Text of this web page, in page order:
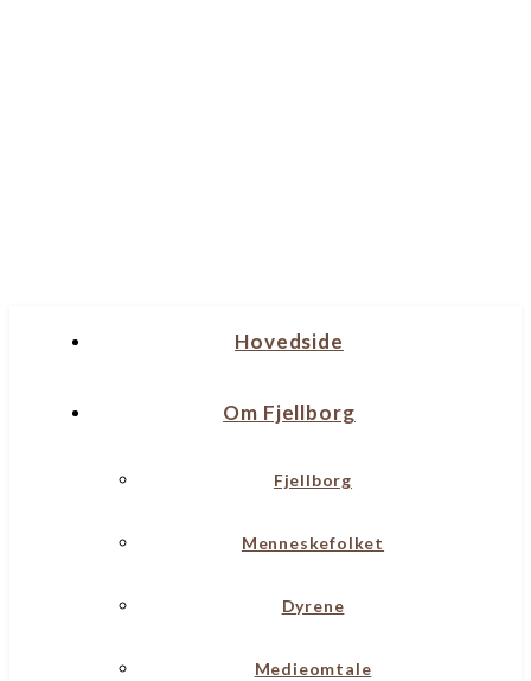
Hovedside
Om Fjellborg
Fjellborg
Menneskefolket
Dyrene
Medieomtale